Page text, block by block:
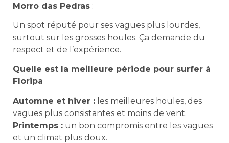
Morro das Pedras :
Un spot réputé pour ses vagues plus lourdes,
surtout sur les grosses houles. Ça demande du
respect et de l’expérience.
Quelle est la meilleure période pour surfer à
Floripa
Automne et hiver : les meilleures houles, des
vagues plus consistantes et moins de vent.
Printemps : un bon compromis entre les vagues
et un climat plus doux.